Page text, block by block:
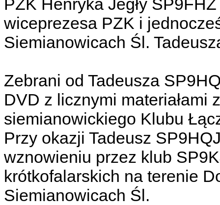
PZK Henryka Jegły
wiceprezesa PZK i
Siemianowicach Śl.
Zebrani od Tadeusza
DVD z licznymi materiałami
siemianowickiego Klubu
Przy okazji Tadeusz
wznowieniu przez klub
krótkofalarskich na terenie
Siemianowicach Śl.